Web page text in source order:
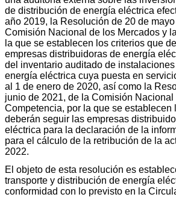
de distribución de energía eléctrica
año 2019, la Resolución de 20 de
Comisión Nacional de los Mercados y
la que se establecen los criterios que
empresas distribuidoras de energía
del inventario auditado de
energía eléctrica cuya puesta en
al 1 de enero de 2020, así como la
junio de 2021, de la Comisión
Competencia, por la que se establecen
deberán seguir las empresas
eléctrica para la declaración de la
para el cálculo de la retribución de la
2022.
El objeto de esta resolución es
transporte y distribución de energía
conformidad con lo previsto en la